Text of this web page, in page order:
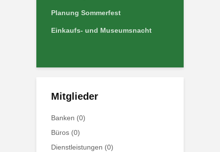
Planung Sommerfest
Einkaufs- und Museumsnacht
Mitglieder
Banken (0)
Büros (0)
Dienstleistungen (0)